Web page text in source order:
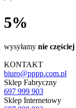
5%
wysyłamy nie częściej
KONTAKT
biuro@pppp.com.pl
Sklep Fabryczny
697 999 903
Sklep Internetowy